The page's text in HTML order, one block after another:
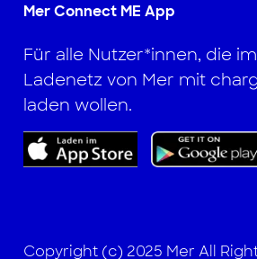
Mer Connect ME App
Für alle Nutzer*innen, die
Ladenetz von Mer mit
laden wollen.
Copyright (c) 2025 Mer All